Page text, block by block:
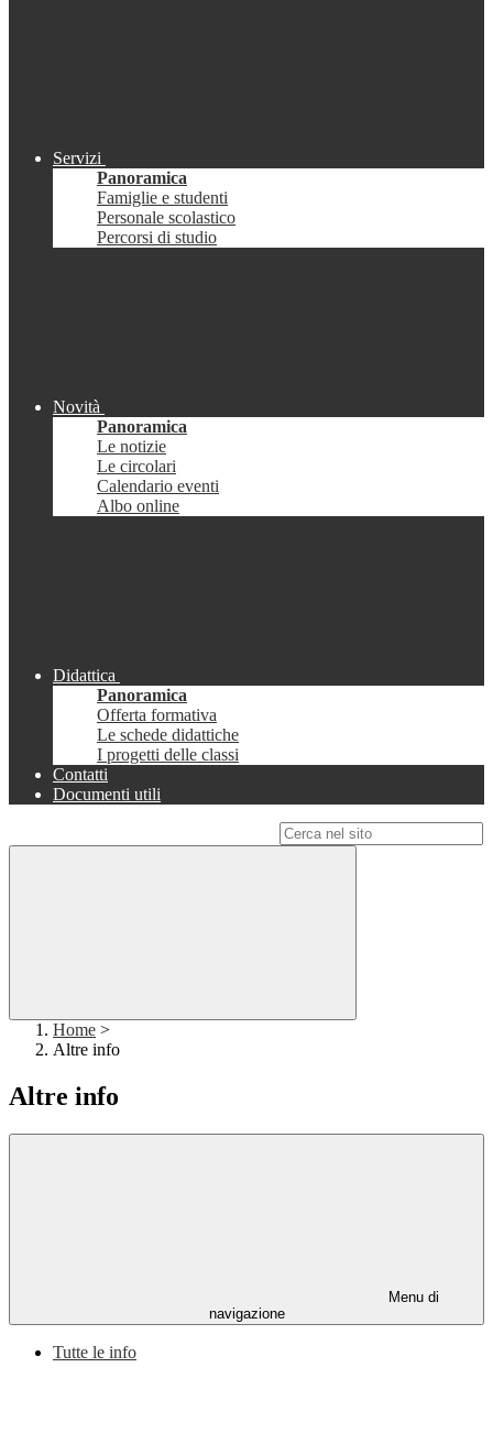
Servizi
Panoramica
Famiglie e studenti
Personale scolastico
Percorsi di studio
Novità
Panoramica
Le notizie
Le circolari
Calendario eventi
Albo online
Didattica
Panoramica
Offerta formativa
Le schede didattiche
I progetti delle classi
Contatti
Documenti utili
Home >
Altre info
Altre info
Menu di
navigazione
Tutte le info